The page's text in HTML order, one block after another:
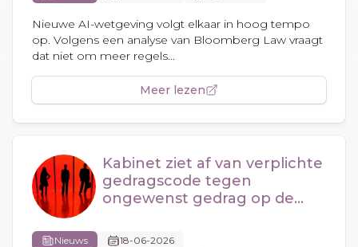
Nieuwe AI-wetgeving volgt elkaar in hoog tempo
op. Volgens een analyse van Bloomberg Law vraagt
dat niet om meer regels...
Meer lezen
Kabinet ziet af van verplichte
gedragscode tegen
ongewenst gedrag op de
Nieuws
18-06-2026